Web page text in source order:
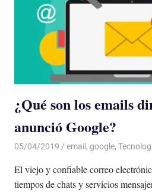
¿Qué son los emails
anunció Google?
05/04/2019 De todo un Poco
email , google,
El viejo y confiable correo
tiempos de chats y servicios